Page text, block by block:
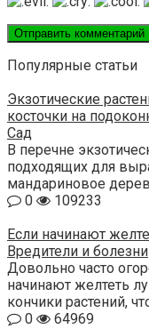
Популярные статьи
Экзотические
косточки на
Сад
В перечне
подходящих для
мандариновое
0
109233
Если начинают
Вредители и болезни
Довольно часто
начинают желтеть
кончики растений,
0
64969